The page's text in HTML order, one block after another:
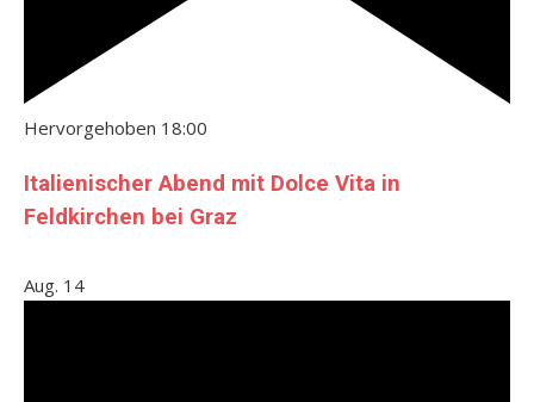
Hervorgehoben 18:00
Italienischer Abend mit Dolce Vita in
Feldkirchen bei Graz
Aug. 14